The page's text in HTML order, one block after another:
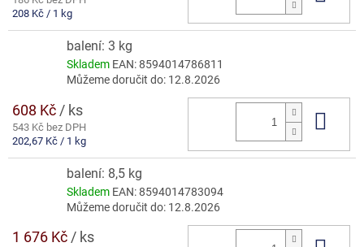
Měrná
208 Kč / 1 kg
balení: 3 kg
Skladem EAN:8594014786811
Můžeme doručit do: 12.8.2026
608 Kč / ks
543 Kč bez DPH
Měrná
202,67 Kč / 1 kg
balení: 8,5 kg
Skladem EAN:8594014783094
Můžeme doručit do: 12.8.2026
1 676 Kč/ ks